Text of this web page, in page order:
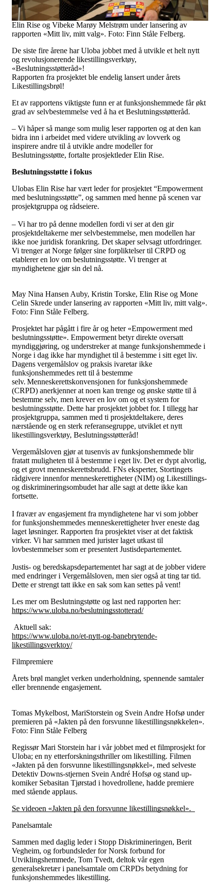
Tall og fakta
Om Uloba
Kontakt Uloba
Supportsenter
Elin Rise og Vibeke Marøy Melstrøm under lansering av
rapporten «Mitt liv, mitt valg». Foto: Finn Ståle Felberg.
De siste fire årene har Uloba jobbet med å utvikle et helt nytt
og revolusjonerende likestillingsverktøy,
«Beslutningsstøtteråd»!
Rapporten fra prosjektet ble endelig lansert under årets
Likestillingsbrøl!
Et av rapportens viktigste funn er at funksjonshemmede får økt
grad av selvbestemmelse ved å ha et Beslutningsstøtteråd.
– Vi håper så mange som mulig leser rapporten og at den kan
bidra inn i arbeidet med videre utvikling av lovverk og
inspirere andre til å utvikle andre modeller for
Beslutningsstøtte, fortalte prosjektleder Elin Rise.
Beslutningsstøtte i fokus
Ulobas Elin Rise har vært leder for prosjektet “Empowerment
med beslutningsstøtte”, og sammen med henne på scenen var
prosjektgruppa og rådseiere.
– Vi har tro på denne modellen fordi vi ser at den gir
prosjektdeltakerne mer selvbestemmelse, men modellen har
ikke noe juridisk forankring. Det skaper selvsagt utfordringer.
Vi trenger at Norge følger sine forpliktelser til CRPD og
etablerer en lov om beslutningsstøtte. Vi trenger at
myndighetene gjør sin del nå.
May Nina Hansen Auby, Kristin Torske, Elin Rise og Mone
Celin Skrede under lansering av rapporten «Mitt liv, mitt valg».
Foto: Finn Ståle Felberg.
Prosjektet har pågått i fire år og heter «Empowerment med
beslutningsstøtte». Empowerment betyr direkte oversatt
myndiggjøring, og understreker at mange funksjonshemmede i
Norge i dag ikke har myndighet til å bestemme i sitt eget liv.
Dagens vergemålslov og praksis ivaretar ikke
funksjonshemmedes rett til å bestemme
selv. Menneskerettskonvensjonen for funksjonshemmede
(CRPD) anerkjenner at noen kan trenge og ønske støtte til å
bestemme selv, men krever en lov om og et system for
beslutningsstøtte. Dette har prosjektet jobbet for. I tillegg har
prosjektgruppa, sammen med ti prosjektdeltakere, deres
nærstående og en sterk referansegruppe, utviklet et nytt
likestillingsverktøy, Beslutningsstøtteråd!
Vergemålsloven gjør at tusenvis av funksjonshemmede blir
fratatt muligheten til å bestemme i eget liv. Det er dypt alvorlig,
og et grovt menneskerettsbrudd. FNs eksperter, Stortingets
rådgivere innenfor menneskerettigheter (NIM) og Likestillings-
og diskrimineringsombudet har alle sagt at dette ikke kan
fortsette.
I fravær av engasjement fra myndighetene har vi som jobber
for funksjonshemmedes menneskerettigheter hver eneste dag
laget løsninger. Rapporten fra prosjektet viser at det faktisk
virker. Vi har sammen med jurister laget utkast til
lovbestemmelser som er presentert Justisdepartementet.
Justis- og beredskapsdepartementet har sagt at de jobber videre
med endringer i Vergemålsloven, men sier også at ting tar tid.
Dette er strengt tatt ikke en sak som kan settes på vent!
Les mer om Beslutningstøtte og last ned rapporten her:
https://www.uloba.no/beslutningsstotterad/
Aktuell sak:
https://www.uloba.no/et-nytt-og-banebrytende-
likestillingsverktoy/
Filmpremiere
Årets brøl manglet verken underholdning, spennende samtaler
eller brennende engasjement.
Tomas Mykelbost, MariStorstein og Svein Andre Hofsø under
premieren på «Jakten på den forsvunne likestillingsnøkkelen».
Foto: Finn Ståle Felberg
Regissør Mari Storstein har i vår jobbet med et filmprosjekt for
Uloba; en ny etterforskningsthriller om likestilling. Filmen
«Jakten på den forsvunne likestillingsnøkkel», med selveste
Detektiv Downs-stjernen Svein André Hofsø og stand up-
komiker Sebasitan Tjørstad i hovedrollene, hadde premiere
med stående applaus.
Se videoen «Jakten på den forsvunne likestillingsnøkkel».
Panelsamtale
Sammen med daglig leder i Stopp Diskrimineringen, Berit
Vegheim, og forbundsleder for Norsk forbund for
Utviklingshemmede, Tom Tvedt, deltok vår egen
generalsekretær i panelsamtale om CRPDs betydning for
funksjonshemmedes likestilling.